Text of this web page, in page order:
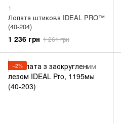
1
Лопата штикова IDEAL PRO™
(40-204)
1 236 грн 1 261 грн
−2%